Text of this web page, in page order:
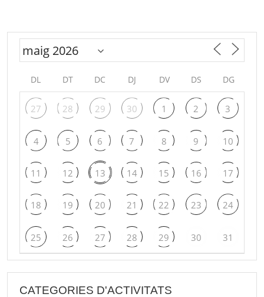
DL DT DC DJ DV DS DG
27 28 29 30 1 2 3
4 5 6 7 8 9 10
11 12 13 14 15 16 17
18 19 20 21 22 23 24
25 26 27 28 29 30 31
CATEGORIES D'ACTIVITATS